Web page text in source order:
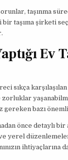
taşınma
taşıma şirketi
Ev
sıkça
zorluklar
gereken bazı
önce detaylı bir
ihtiyaçlarına